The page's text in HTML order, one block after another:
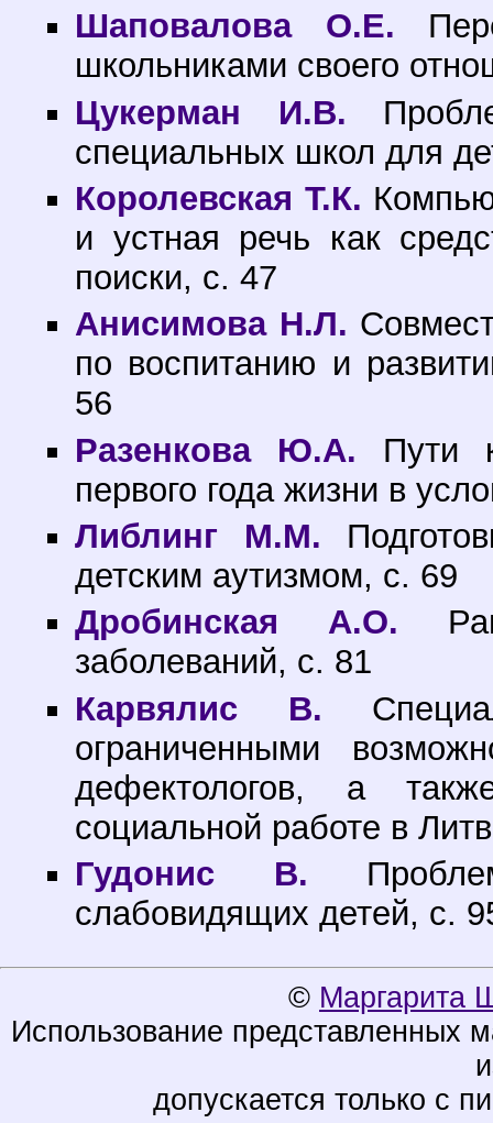
Шаповалова О.Е.
школьниками своего
Цукерман И.В.
специальных школ для
Королевская Т.К.
и устная речь как
поиски, с. 47
Анисимова Н.Л.
по воспитанию и
56
Разенкова Ю.А. Пути
первого года жизни в
Либлинг М.М.
детским аутизмом, с. 69
Дробинская А.О.
заболеваний, с. 81
Карвялис В.
ограниченными
дефектологов, а
социальной работе в
Гудонис В.
слабовидящих детей, с.
© Маргарита
Использование представленных
допускается только с